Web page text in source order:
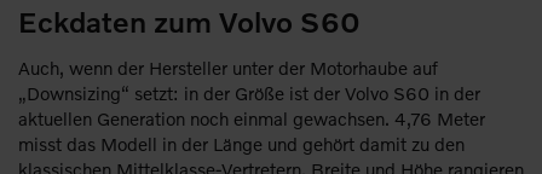
Eckdaten zum Volvo S60
Auch, wenn der Hersteller unter der Motorhaube auf
„Downsizing“ setzt: in der Größe ist der Volvo S60 in der
aktuellen Generation noch einmal gewachsen. 4,76 Meter
misst das Modell in der Länge und gehört damit zu den
klassischen Mittelklasse-Vertretern. Breite und Höhe rangieren